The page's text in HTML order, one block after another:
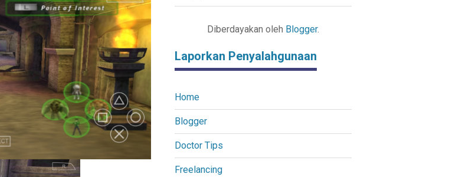
Diberdayakan oleh Blogger.
Laporkan Penyalahgunaan
Home
Blogger
Doctor Tips
Freelancing